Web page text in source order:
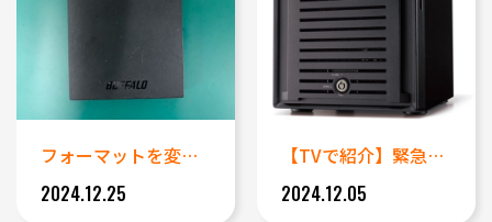
フォーマットを変えてしまったバ...
2024.12.25
【TVで紹介】緊急対応 10年...
2024.12.05